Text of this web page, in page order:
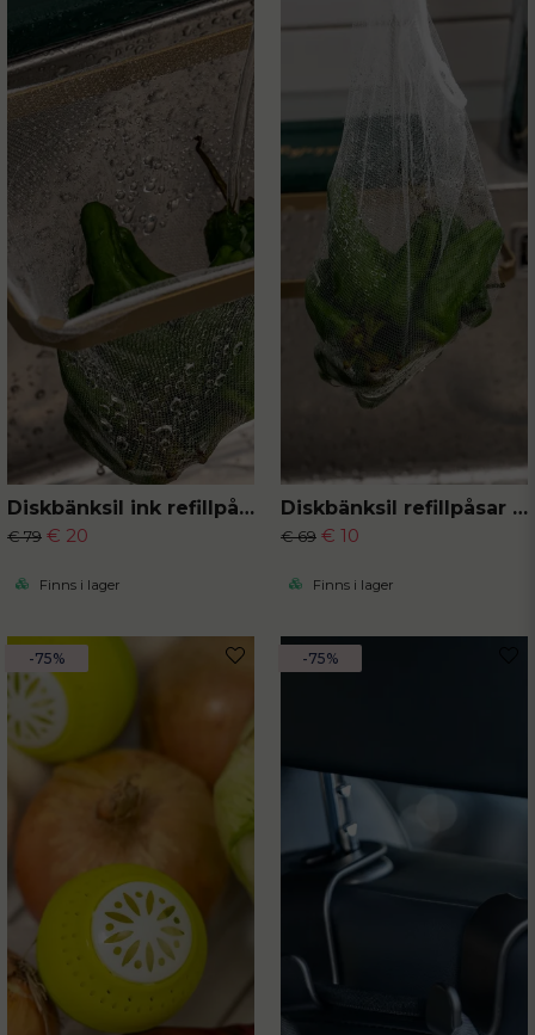
Diskbänksil ink refillpåsar 50-pack
€ 79 € 20
Finns i lager
Diskbänksil refillpåsar 50-pack
€ 69 € 10
Finns i lager
-75% -75%